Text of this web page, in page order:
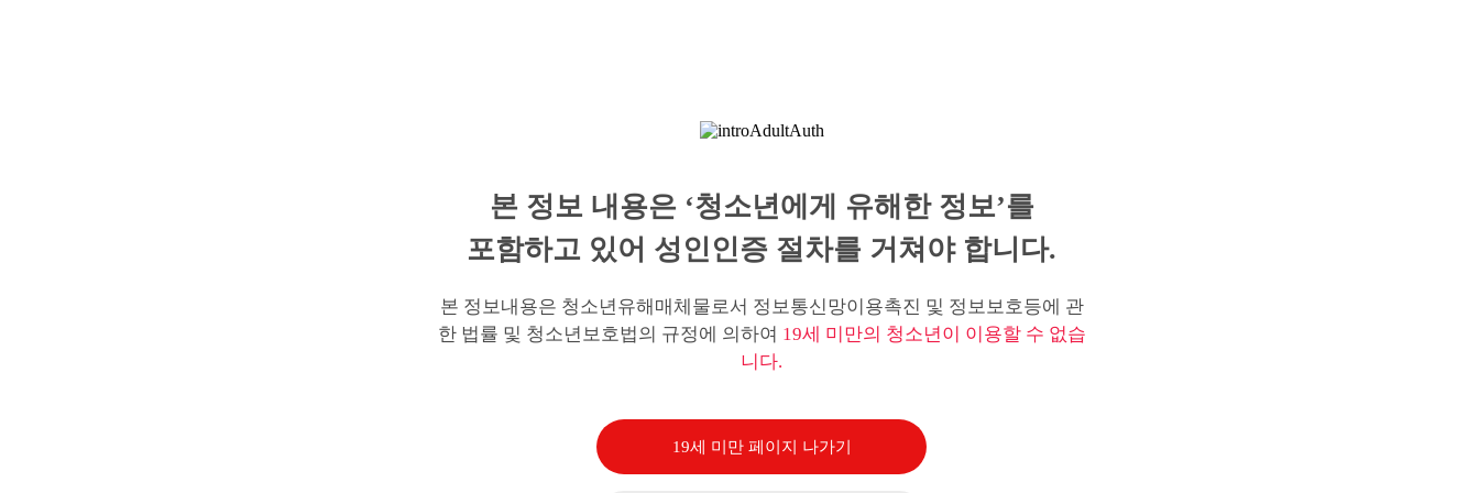
본 정보 내용은 ‘청소년에게 유해한 정보’를
포함하고 있어 성인인증 절차를 거쳐야 합니다.
본 정보내용은 청소년유해매체물로서 정보통신망이용촉진 및 정보보호등에 관
한 법률 및 청소년보호법의 규정에 의하여 19세 미만의 청소년이 이용할 수 없습
니다.
19세 미만 페이지 나가기